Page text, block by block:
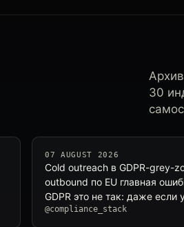
30
07 AUGUST 2026
Cold outreach в GDPR-grey-
outbound по EU главная
GDPR это не так: даже
@compliance_stack